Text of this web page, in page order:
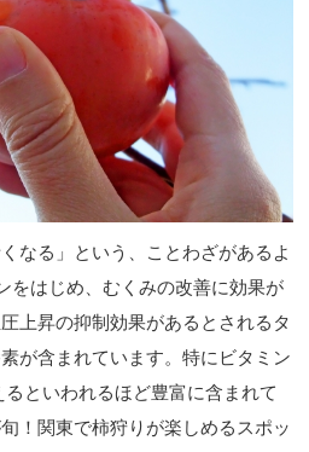
なる」という、ことわざがあるよ
をはじめ、むくみの改善に効果が
上昇の抑制効果があるとされるタ
が含まれています。特にビタミン
といわれるほど豊富に含まれて
！関東で柿狩りが楽しめるスポッ